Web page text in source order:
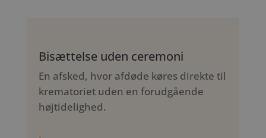
Bisættelse uden ceremoni
En afsked, hvor afdøde køres direkte til
krematoriet uden en forudgående
højtidelighed.